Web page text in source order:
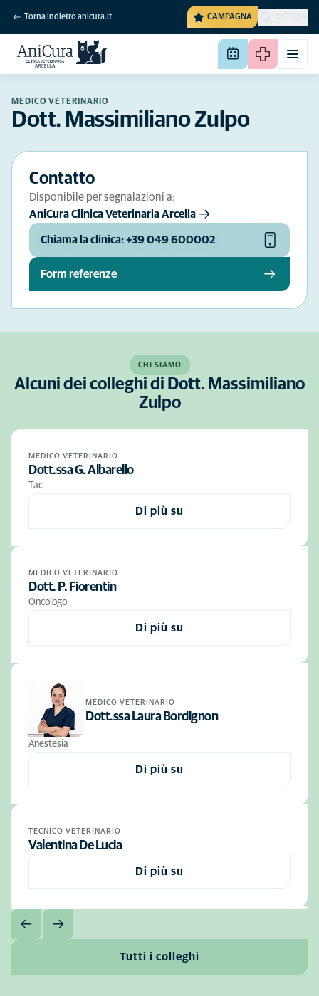
Torna indietro anicura.it CAMPAGNA RICERCA
MEDICO VETERINARIO
Dott. Massimiliano Zulpo
Contatto
Disponibile per segnalazioni a:
AniCura Clinica Veterinaria Arcella
Chiama la clinica: +39 049 600002
Form referenze
CHI SIAMO
Alcuni dei colleghi di Dott. Massimiliano
Zulpo
MEDICO VETERINARIO
Dott.ssa G. Albarello
Tac
Di più su
MEDICO VETERINARIO
Dott. P. Fiorentin
Oncologo
Di più su
MEDICO VETERINARIO
Dott.ssa Laura Bordignon
Anestesia
Di più su
TECNICO VETERINARIO
Valentina De Lucia
Di più su
Tutti i colleghi